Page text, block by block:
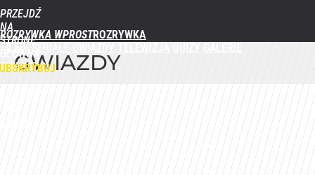
PRZEJDŹ
NA
STRONĘ
GŁÓWNĄ
WPROST.PL
ROZRYWKA WPROST
GWIAZDY